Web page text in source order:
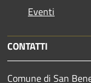
Eventi
CONTATTI
Comune di San